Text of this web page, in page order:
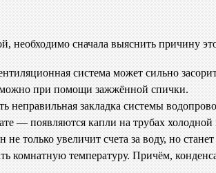
необходимо сначала выяснить
система может сильно
можно при помощи зажжённой спички.
закладка системы
— появляются капли на трубах
только увеличит счета за воду, но
комнатную температуру. Причём,